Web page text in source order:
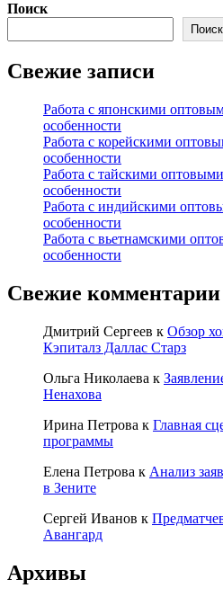
Поиск
Поиск
Свежие записи
Работа с японскими
особенности
Работа с корейскими
особенности
Работа с тайскими
особенности
Работа с индийскими
особенности
Работа с вьетнамскими
особенности
Свежие комментарии
Дмитрий Сергеев к Обзор
Кэпиталз Даллас Старз
Ольга Николаева к
Ненахова
Ирина Петрова к Главная
программы
Елена Петрова к Анализ
в Зените
Сергей Иванов к
Авангард
Архивы